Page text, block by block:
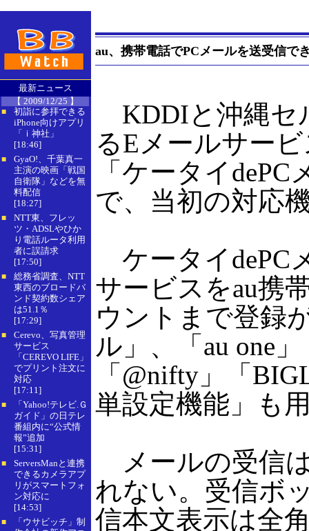
最新ニュース
【 2009/12/25 】
■
初詣に参拝できる
iPhone向けアプリ
「ｉ神社」
[18:46]
■
GyaO!、千葉真一
主演の映画「戦国
自衛隊」などを無
料配信
[18:27]
■
NTT東、フレッ
ツ・ADSLやひか
り電話ルータ利用
者に誤請求
[17:50]
■
総務省調査、NTT
東西のブロードバ
ンド契約数シェア
は51.1％
[17:29]
■
Cerevo、写真管理
サービス
「CEREVO LIFE」
でプリント注文に
対応
[17:11]
■
「Yahoo!テレビ.Ｇ
ガイド」の日テレ
番組内に“公式情
報”追加
[15:31]
■
ServersManと連携
できるカメラアプ
リがスマートフォ
ン対応に
[14:53]
■
「ウサビッチ」制
au、携帯電話でPCメールを送受信で
KDDIと沖縄セ
るEメールサー
「ケータイ
で、当初の対応
ケータイdePC
サービスをau携
ウントまで登録
ル」、「au one
「@nifty」「
単設定機能」も
メールの受信
れない。受信ボ
信本文表示は全